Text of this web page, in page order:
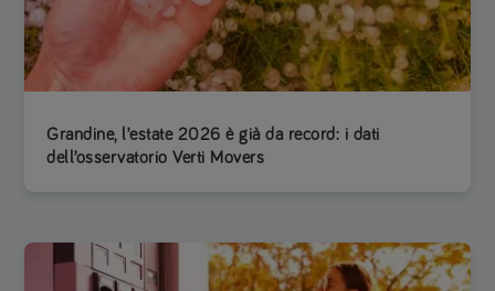
Grandine, l’estate 2026 è già da record: i dati
dell’osservatorio Verti Movers